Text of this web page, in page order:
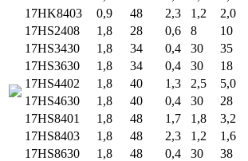
17HK8403
0,9 48 2,3 1,2 2,0
17HS2408
1,8 28 0,6 8 10
17HS3430
1,8 34 0,4 30 35
17HS3630
1,8 34 0,4 30 18
17HS4402
1,8 40 1,3 2,5 5,0
17HS4630
1,8 40 0,4 30 28
17HS8401
1,8 48 1,7 1,8 3,2
17HS8403
1,8 48 2,3 1,2 1,6
17HS8630
1,8 48 0,4 30 38